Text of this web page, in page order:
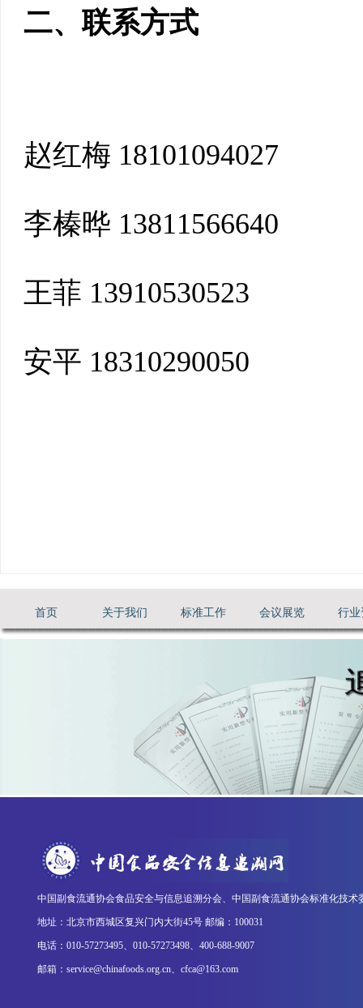
二、联系方式
赵红梅 18101094027
李榛晔 13811566640
王菲 13910530523
安平 18310290050
首页 关于我们 标准工作 会议展览 行业
中国副食流通协会食品安全与信息追溯分会、中国副食流通协会标准化技
地址：北京市西城区复兴门内大街45号 邮编：100031
电话：010-57273495、010-57273498、400-688-9007
邮箱：service@chinafoods.org.cn、cfca@163.com